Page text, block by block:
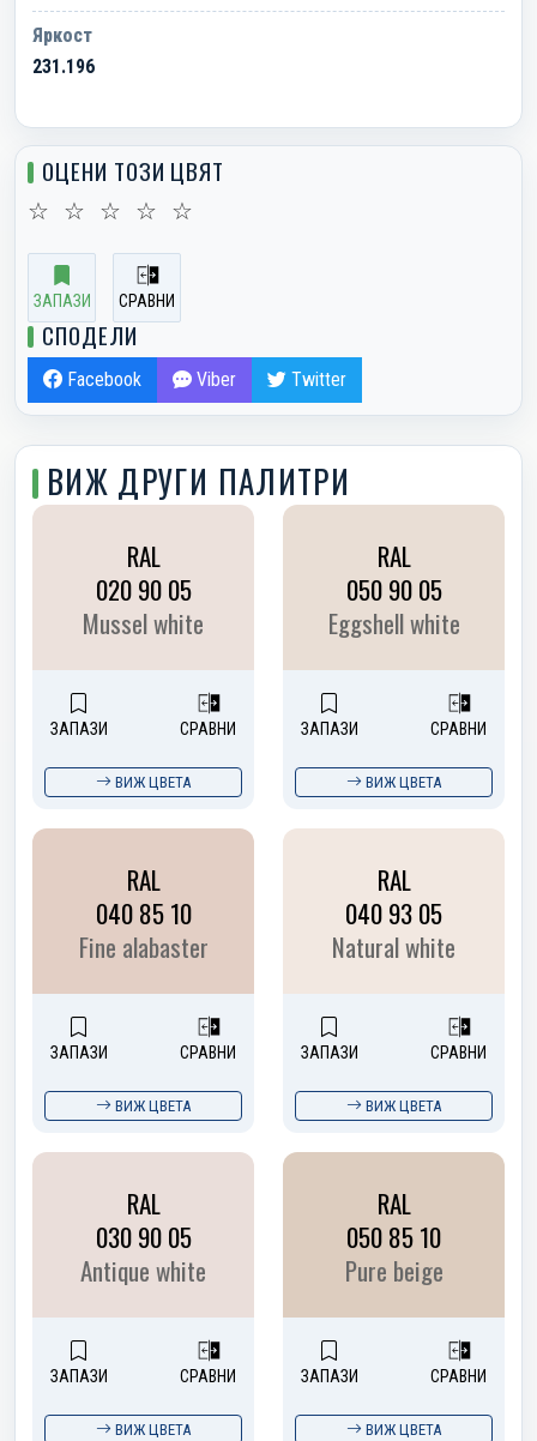
Яркост
231.196
ОЦЕНИ ТОЗИ ЦВЯТ
☆ ☆ ☆ ☆ ☆
ЗАПАЗИ СРАВНИ
СПОДЕЛИ
Facebook Viber Twitter
ВИЖ ДРУГИ ПАЛИТРИ
RAL
020 90 05
Mussel white
ЗАПАЗИ СРАВНИ
ВИЖ ЦВЕТА
RAL
050 90 05
Eggshell white
ЗАПАЗИ СРАВНИ
ВИЖ ЦВЕТА
RAL
040 85 10
Fine alabaster
ЗАПАЗИ СРАВНИ
ВИЖ ЦВЕТА
RAL
040 93 05
Natural white
ЗАПАЗИ СРАВНИ
ВИЖ ЦВЕТА
RAL
030 90 05
Antique white
ЗАПАЗИ СРАВНИ
ВИЖ ЦВЕТА
RAL
050 85 10
Pure beige
ЗАПАЗИ СРАВНИ
ВИЖ ЦВЕТА